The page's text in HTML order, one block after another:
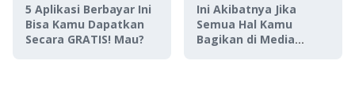
5 Aplikasi Berbayar Ini
Bisa Kamu Dapatkan
Secara GRATIS! Mau?
Ini Akibatnya Jika
Semua Hal Kamu
Bagikan di Media